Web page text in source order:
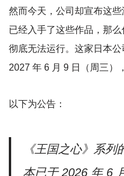
然而今天，公司却宣布这
已经入手了这些作品，那
彻底无法运行。这家日本
2027 年 6 月 9 日（周三）
以下为公告：
《王国之心》系
本已于 2026 年 6